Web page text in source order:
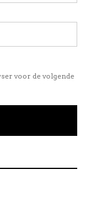
voor de volgende